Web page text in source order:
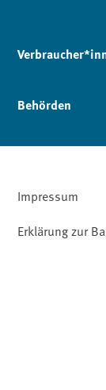
Behörden
Impressum
Erklärung zur